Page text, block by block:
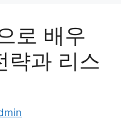
로 배우
략과 리스